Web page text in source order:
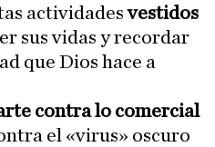
actividadesvestidos
sus vidas y recordar
que Dios hace a
contra lo comercial
el «virus» oscuro